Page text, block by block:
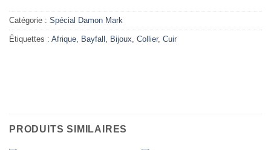
Catégorie : Spécial Damon Mark
Étiquettes : Afrique, Bayfall , Bijoux, Collier, Cuir
PRODUITS SIMILAIRES